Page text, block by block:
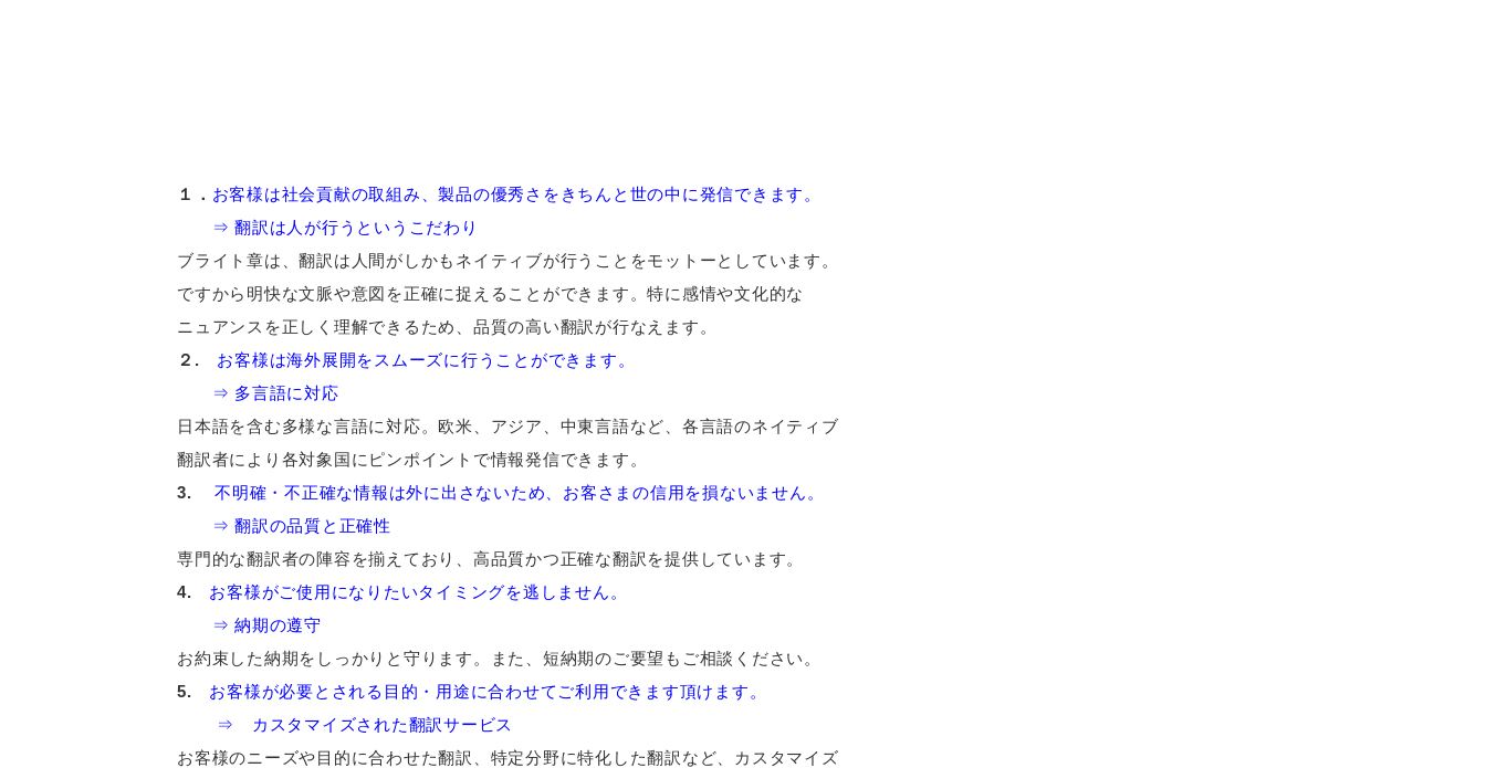
１． お客様は社会貢献の取組み、製品の優秀さをきちんと世の中に発信できます。
⇒ 翻訳は人が行うというこだわり
ブライト章は、翻訳は人間がしかもネイティブが行うことをモットーとしています。
ですから明快な文脈や意図を正確に捉えることができます。特に感情や文化的な
ニュアンスを正しく理解できるため、品質の高い翻訳が行なえます。
２. お客様は海外展開をスムーズに行うことができます。
⇒ 多言語に対応
日本語を含む多様な言語に対応。欧米、アジア、中東言語など、各言語のネイティブ
翻訳者により各対象国にピンポイントで情報発信できます。
3. 不明確・不正確な情報は外に出さないため、お客さまの信用を損ないません。
⇒ 翻訳の品質と正確性
専門的な翻訳者の陣容を揃えており、高品質かつ正確な翻訳を提供しています。
4. お客様がご使用になりたいタイミングを逃しません。
⇒ 納期の遵守
お約束した納期をしっかりと守ります。また、短納期のご要望もご相談ください。
5. お客様が必要とされる目的・用途に合わせてご利用できます頂けます。
⇒ カスタマイズされた翻訳サービス
お客様のニーズや目的に合わせた翻訳、特定分野に特化した翻訳など、カスタマイズ